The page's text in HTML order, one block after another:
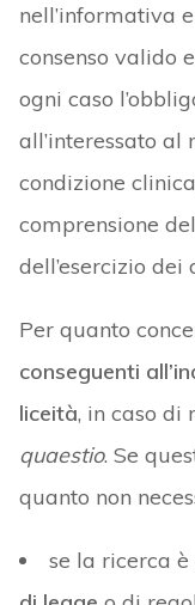
nell’informativa
consenso valido
ogni caso
all’interessato
condizione
comprensione
dell’esercizio
Per quanto
conseguenti
liceità, in caso di
quaestio. Se
quanto non
se la ricerca